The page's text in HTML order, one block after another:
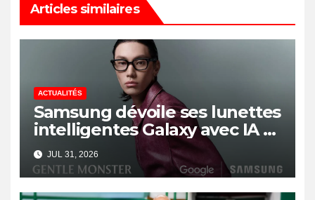
Articles similaires
ACTUALITÉS
Samsung dévoile ses lunettes
intelligentes Galaxy avec IA et
Gemini
JUL 31, 2026